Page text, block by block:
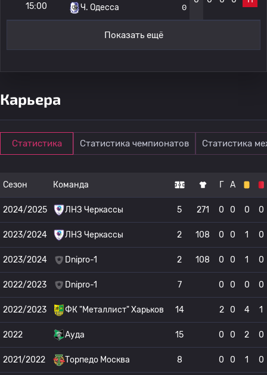
15:00
Ч. Одесса
0
Показать ещё
Карьера
Статистика Статистика чемпионатов Статистика
Сезон Команда Г А
2024/2025 ЛНЗ Черкассы 5 271 0 0 0 0
2023/2024 ЛНЗ Черкассы 2 108 0 0 1 0
2023/2024 Dnipro-1 2 108 0 0 1 0
2022/2023 Dnipro-1 7 0 0 0 0
2022/2023 ФК "Металлист" Харьков 14 2 0 4 1
2022 Ауда 15 0 0 2 0
2021/2022 Торпедо Москва 8 0 0 1 0